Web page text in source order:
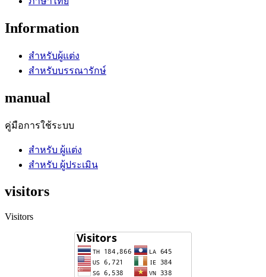
Information
สำหรับผู้แต่ง
สำหรับบรรณารักษ์
manual
คู่มือการใช้ระบบ
สำหรับ ผู้แต่ง
สำหรับ ผู้ประเมิน
visitors
Visitors